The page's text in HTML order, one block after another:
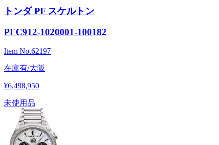
トンダ PF スケルトン
PFC912-1020001-100182
Item No.62197
在庫有/大阪
¥6,498,950
未使用品